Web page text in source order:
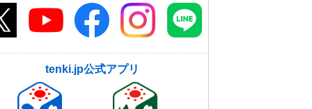
tenki.jp公式アプリ